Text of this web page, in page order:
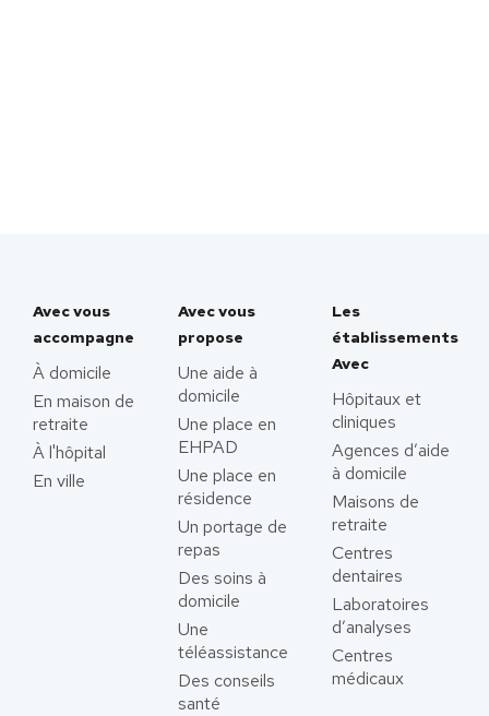
Avec vous
accompagne
À domicile
En maison de
retraite
À l'hôpital
En ville
Avec vous
propose
Une aide à
domicile
Une place en
EHPAD
Une place en
résidence
Un portage de
repas
Des soins à
domicile
Une
téléassistance
Des conseils
santé
Les
établissements
Avec
Hôpitaux et
cliniques
Agences d’aide
à domicile
Maisons de
retraite
Centres
dentaires
Laboratoires
d’analyses
Centres
médicaux